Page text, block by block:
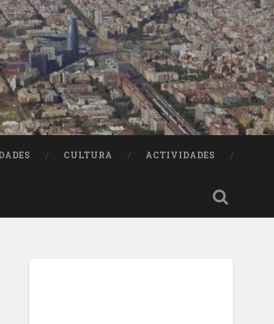
CULTURA ACTIVIDADES